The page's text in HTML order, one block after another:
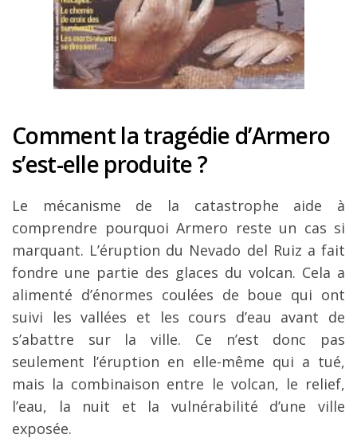
Comment la tragédie d’Armero
s’est-elle produite ?
Le mécanisme de la catastrophe aide à
comprendre pourquoi Armero reste un cas si
marquant. L’éruption du Nevado del Ruiz a fait
fondre une partie des glaces du volcan. Cela a
alimenté d’énormes coulées de boue qui ont
suivi les vallées et les cours d’eau avant de
s’abattre sur la ville. Ce n’est donc pas
seulement l’éruption en elle-même qui a tué,
mais la combinaison entre le volcan, le relief,
l’eau, la nuit et la vulnérabilité d’une ville
exposée.